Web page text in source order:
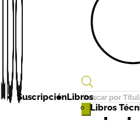
Búsqueda
de
productos
SuscripciónLibros
Libros